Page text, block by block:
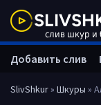
SlivShkur» Шкуры »
Добавить слив